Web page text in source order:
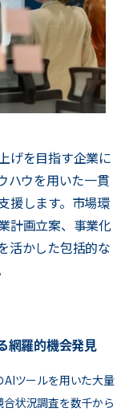
げを目指す企業に
ハウを用いた一貫
援します。市場環
計画立案、事業化
活かした包括的な
網羅的機会発見
ツールを用いた大量
状況調査を数千から